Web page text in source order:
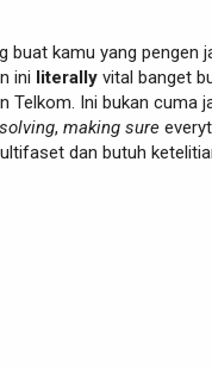
buat kamu yang pengen
ini literally vital banget
Telkom. Ini bukan cuma
, making sure
dan butuh